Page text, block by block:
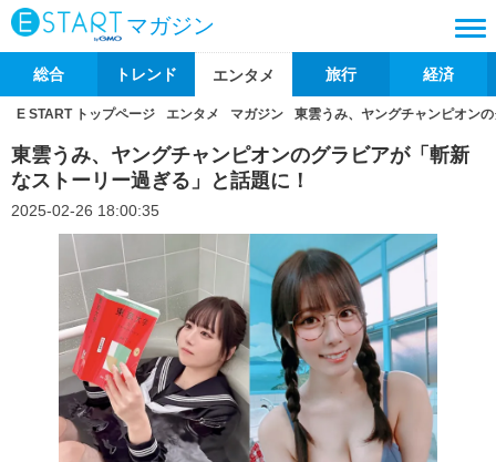
マガジン
総合 トレンド エンタメ 旅行 経済
E START トップページ エンタメ マガジン 東雲うみ、ヤングチャンピオン
東雲うみ、ヤングチャンピオンのグラビアが「斬新
なストーリー過ぎる」と話題に！
2025-02-26 18:00:35